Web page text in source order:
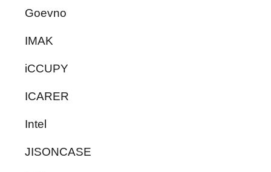
Goevno
IMAK
iCCUPY
ICARER
Intel
JISONCASE